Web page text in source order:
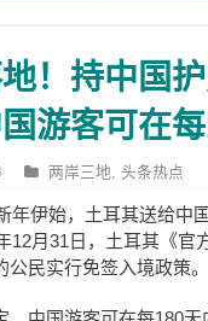
！持中国
游客可在
两岸三地, 头条热点
年伊始，土耳其送给中
12月31日，土耳其《官
公民实行免签入境政策。